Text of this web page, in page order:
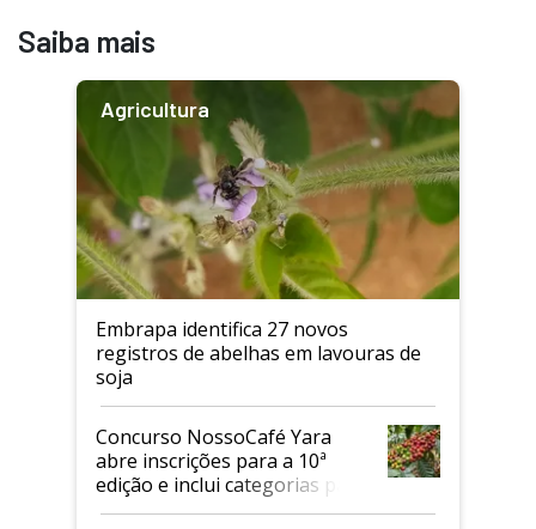
Saiba mais
Agricultura
Embrapa identifica 27 novos
registros de abelhas em lavouras de
soja
Concurso NossoCafé Yara
abre inscrições para a 10ª
edição e inclui categorias para
cafés Canephora